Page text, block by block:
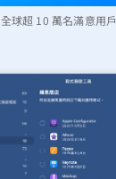
全球超 10 萬名滿意用戶